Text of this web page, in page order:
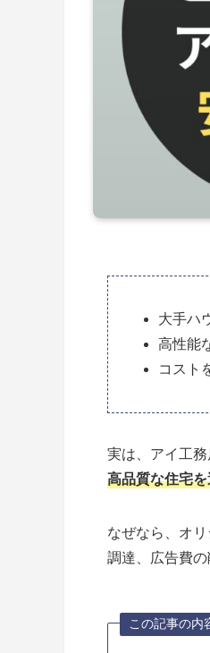
大手ハ
高性能
コスト
実は、アイ工務
高品質な住宅
なぜなら、オ
調達、広告費
この記事の内